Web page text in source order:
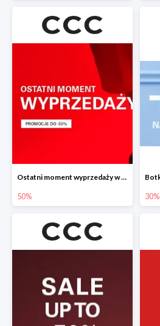
Ostatni moment wyprzedaży w CCC do -50%
50% 30%